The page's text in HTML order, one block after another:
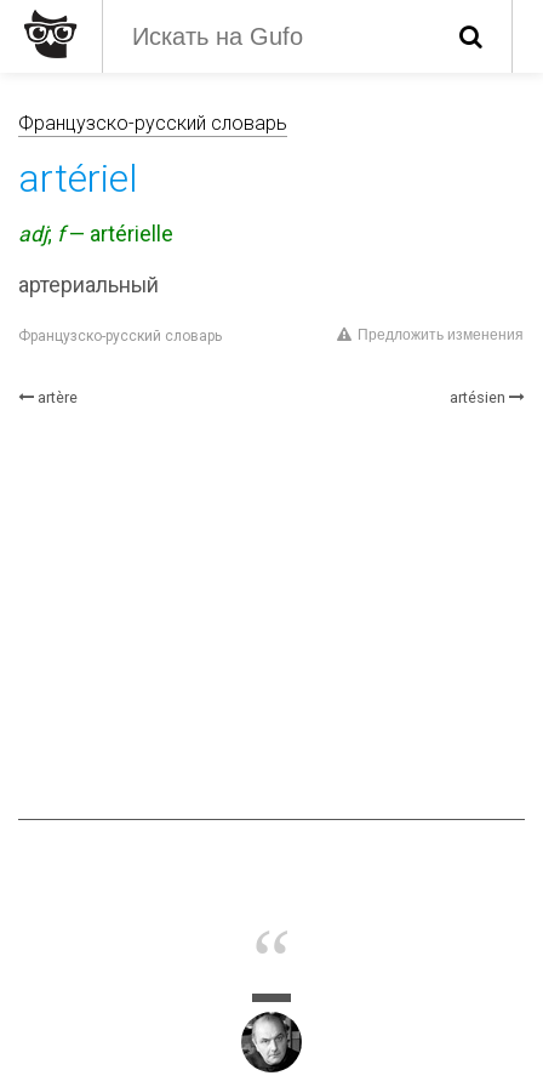
Французско-русский словарь
artériel
adj; f— artérielle
артериальный
Французско-русский словарь Предложить изменения
artère artésien